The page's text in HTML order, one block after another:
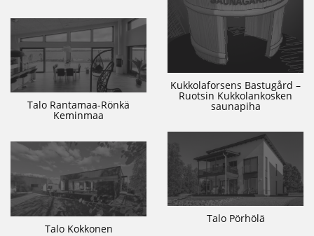
Kukkolaforsens Bastugård –
Ruotsin Kukkolankosken
saunapiha
Talo Rantamaa-Rönkä
Keminmaa
Talo Pörhölä
Talo Kokkonen